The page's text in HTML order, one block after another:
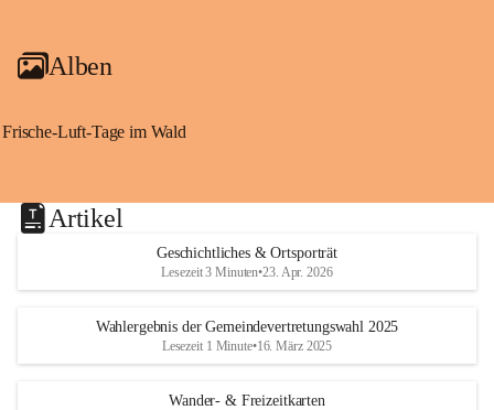
Alben
Frische-Luft-Tage im Wald
Artikel
Geschichtliches & Ortsporträt
Lesezeit 3 Minuten•23. Apr. 2026
Wahlergebnis der Gemeindevertretungswahl 2025
Lesezeit 1 Minute•16. März 2025
Wander- & Freizeitkarten